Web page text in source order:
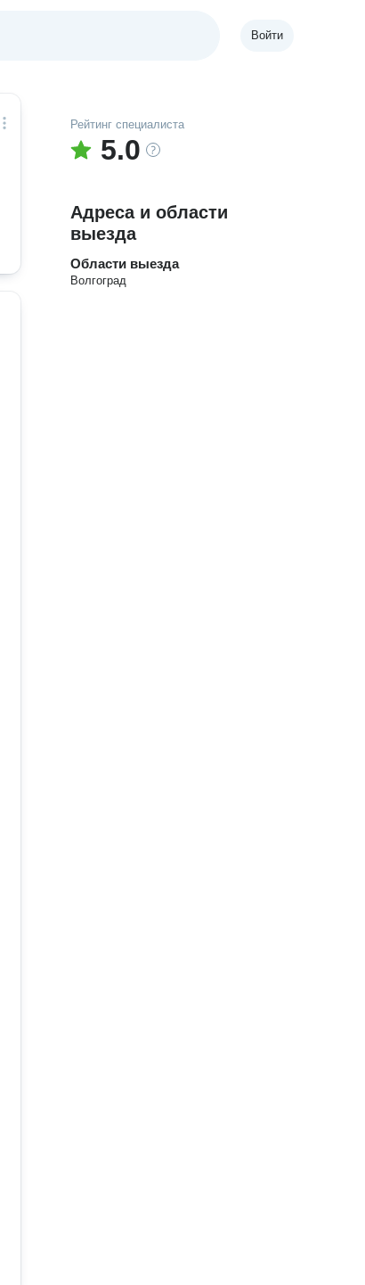
Войти
Рейтинг специалиста
5.0
Адреса и области
выезда
Области выезда
Волгоград